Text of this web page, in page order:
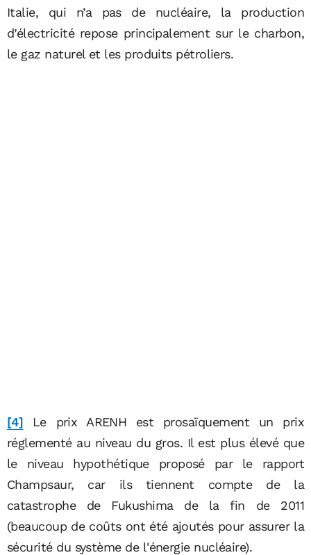
Italie, qui n’a pas de nucléaire, la production
d’électricité repose principalement sur le charbon,
le gaz naturel et les produits pétroliers.
[4] Le prix ARENH est prosaïquement un prix
réglementé au niveau du gros. Il est plus élevé que
le niveau hypothétique proposé par le rapport
Champsaur, car ils tiennent compte de la
catastrophe de Fukushima de la fin de 2011
(beaucoup de coûts ont été ajoutés pour assurer la
sécurité du système de l'énergie nucléaire).